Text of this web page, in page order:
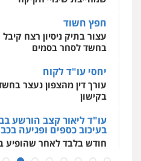
חפץ חשוד
עצור בתיק ניסיון רצח
בחשד לסחר בסמים
יחסי עו"ד לקוח
עורך דין מהצפון נעצר
בקישון
עו"ד ליאור קצב הורשע
בעיכוב כספים ופגיעה
חודש בלבד לאחר שהופיע
קצב הורשע